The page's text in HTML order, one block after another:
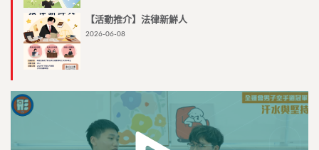
【活動推介】法律新鮮人
2026-06-08